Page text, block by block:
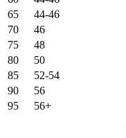
65
44-46
70
46
75
48
80
50
85
52-54
90
56
95
56+